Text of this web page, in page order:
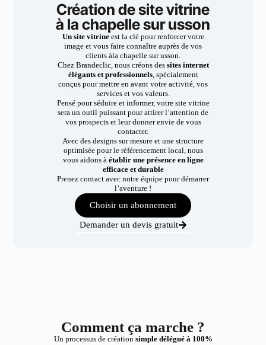
Création de site vitrine
à la chapelle sur usson
Un site vitrineest la clé pour renforcer votre
image et vous faire connaître auprès de vos
clients àla chapelle sur usson.
Chez Brandeclic, nous créons dessites internet
élégants et professionnels, spécialement
conçus pour mettre en avant votre activité, vos
services et vos valeurs.
Pensé pour séduire et informer, votre site vitrine
sera un outil puissant pour attirer l’attention de
vos prospects et leur donner envie de vous
contacter.
Avec des designs sur mesure et une structure
optimisée pour le référencement local, nous
vous aidons à établir une présence en ligne
efficace et durable
Prenez contact avec notre équipe pour démarrer
l’aventure !
Choisir un abonnement
Demander un devis gratuit
Comment ça marche ?
Un processus de création simple délégué à 100%